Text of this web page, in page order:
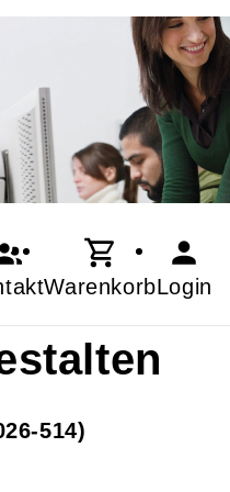
WarenkorbLogin
514